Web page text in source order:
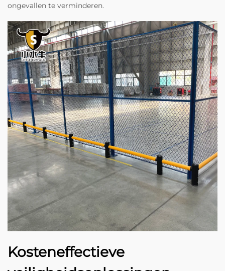
ongevallen te verminderen.
Kosteneffectieve